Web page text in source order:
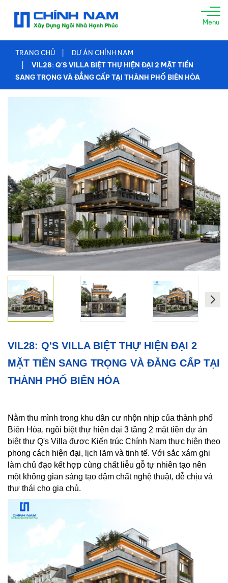
TRANG
CHỦ
GIỚI
THIỆU
XÂY
THIẾT
THI
CÔNG
XÂY
DỰNG
Xây
Dựng
Phần
Thô
Xây
Dựng
Phần
Thiện
HỖ
TRỢ
PHÁP
DỰ
ÁN
CHÍNH
NAM
TIN
TỨC
-
SỰ
KIỆN
Khuyến
Mãi
Menu
TRANG CHỦ
DỰ ÁN CHÍNH NAM
VIL28: Q'S VILLA BIỆT THỰ HIỆN ĐẠI 2 MẶT TIỀN
SANG TRỌNG VÀ ĐẲNG CẤP TẠI THÀNH PHỐ BIÊN HÒA
VIL28: Q'S VILLA BIỆT THỰ HIỆN ĐẠI 2
MẶT TIỀN SANG TRỌNG VÀ ĐẲNG CẤP TẠI
THÀNH PHỐ BIÊN HÒA
Nằm thu mình trong khu dân cư nhộn nhịp của thành phố
Biên Hòa, ngôi biệt thự hiện đại 3 tầng 2 mặt tiền dự án
biệt thự Q's Villa được Kiến trúc Chính Nam thực hiện theo
phong cách hiện đại, lịch lãm và tinh tế. Với sắc xám ghi
làm chủ đạo kết hợp cùng chất liễu gỗ tự nhiên tạo nên
một không gian sáng tạo đậm chất nghệ thuật, dễ chịu và
thư thái cho gia chủ.